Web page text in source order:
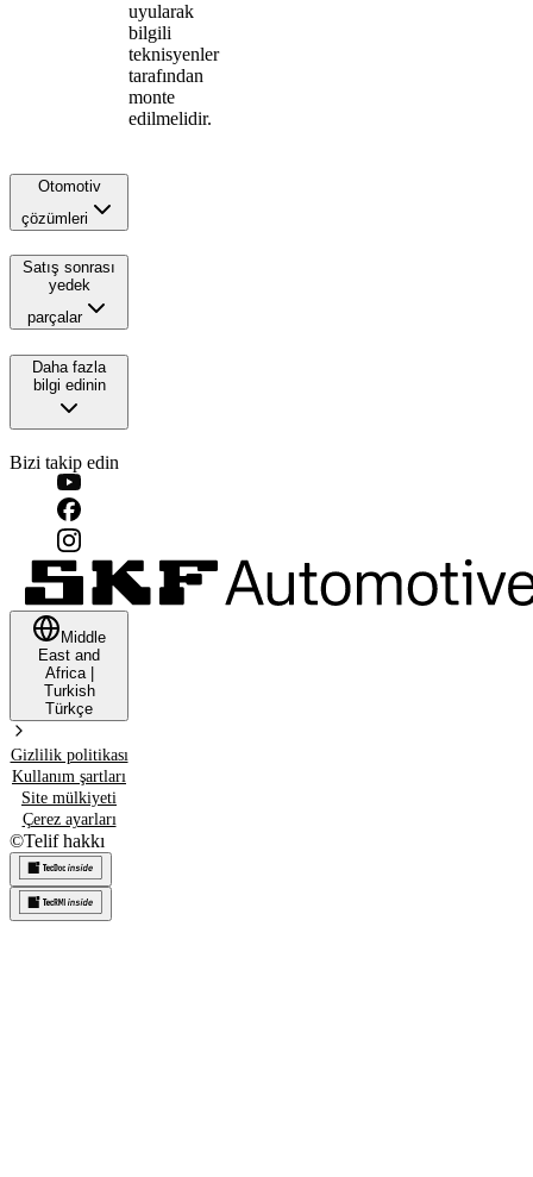
uyularak
bilgili
teknisyenler
tarafından
monte
edilmelidir.
Otomotiv
çözümleri
Satış sonrası
yedek
parçalar
Daha fazla
bilgi edinin
Bizi takip edin
Middle
East and
Africa|
Turkish
Türkçe
Gizlilik politikası
Kullanım şartları
Site mülkiyeti
Çerez ayarları
©Telif hakkı